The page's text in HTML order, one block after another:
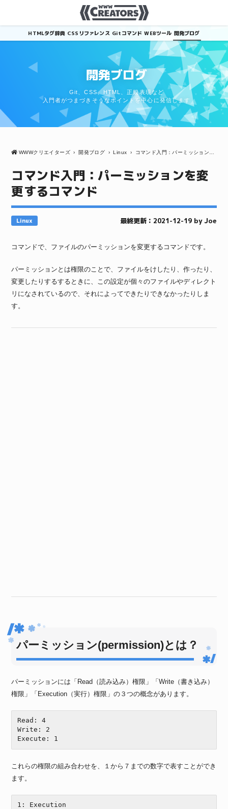
HTMLタグ辞典 CSSリファレンス Gitコマンド WEBツール 開発ブログ
開発ブログ
Git、CSS、HTML、正規表現など
入門者がつまづきそうなポイントを中心に発信します
WWWクリエイターズ › 開発ブログ › Linux › コマンド入門：パーミッションを変更するコマンド
コマンド入門：パーミッションを変
更するコマンド
Linux 最終更新：2021-12-19 by Joe
コマンドで、ファイルのパーミッションを変更するコマンドです。
パーミッションとは権限のことで、ファイルをけしたり、作ったり、
変更したりするするときに、この設定が個々のファイルやディレクト
リになされているので、それによってできたりできなかったりしま
す。
パーミッション(permission)とは？
パーミッションには「Read（読み込み）権限」「Write（書き込み）
権限」「Execution（実行）権限」の３つの概念があります。
Read: 4
Write: 2
Execute: 1
これらの権限の組み合わせを、１から７までの数字で表すことができ
ます。
1: Execution